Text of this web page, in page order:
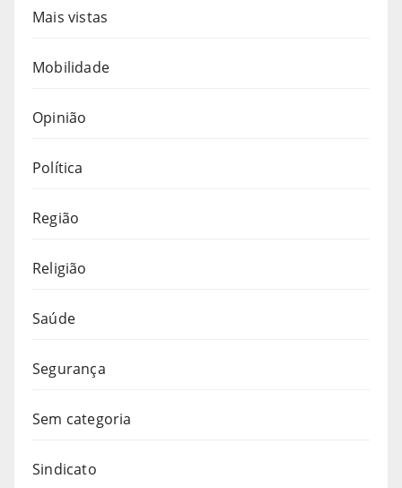
Mais vistas
Mobilidade
Opinião
Política
Região
Religião
Saúde
Segurança
Sem categoria
Sindicato